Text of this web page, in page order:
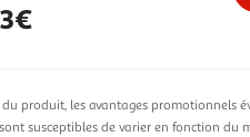
du produit, les avantages promotionnels
susceptibles de varier en fonction du